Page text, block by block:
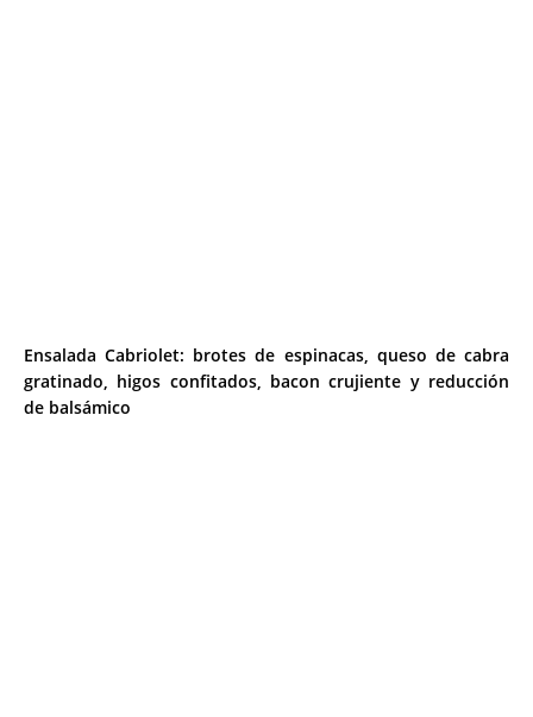
Ensalada Cabriolet: brotes de espinacas, queso de cabra
gratinado, higos confitados, bacon crujiente y reducción
de balsámico